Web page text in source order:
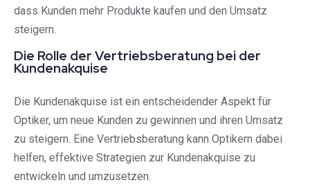
dass Kunden mehr Produkte kaufen und den Umsatz
steigern.
Die Rolle der Vertriebsberatung bei der
Kundenakquise
Die Kundenakquise ist ein entscheidender Aspekt für
Optiker, um neue Kunden zu gewinnen und ihren Umsatz
zu steigern. Eine Vertriebsberatung kann Optikern dabei
helfen, effektive Strategien zur Kundenakquise zu
entwickeln und umzusetzen.